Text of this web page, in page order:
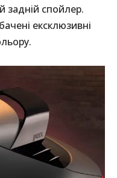
задній спойлер.
ексклюзивні